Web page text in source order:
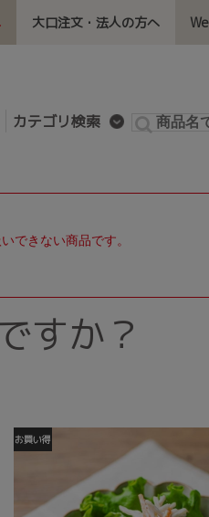
大口注文・法人の方へ
カテゴリ検索
できない商品です。
すか？